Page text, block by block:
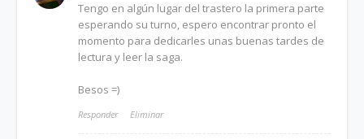
Tengo en algún lugar del trastero la primera parte
esperando su turno, espero encontrar pronto el
momento para dedicarles unas buenas tardes de
lectura y leer la saga.
Besos =)
Responder Eliminar